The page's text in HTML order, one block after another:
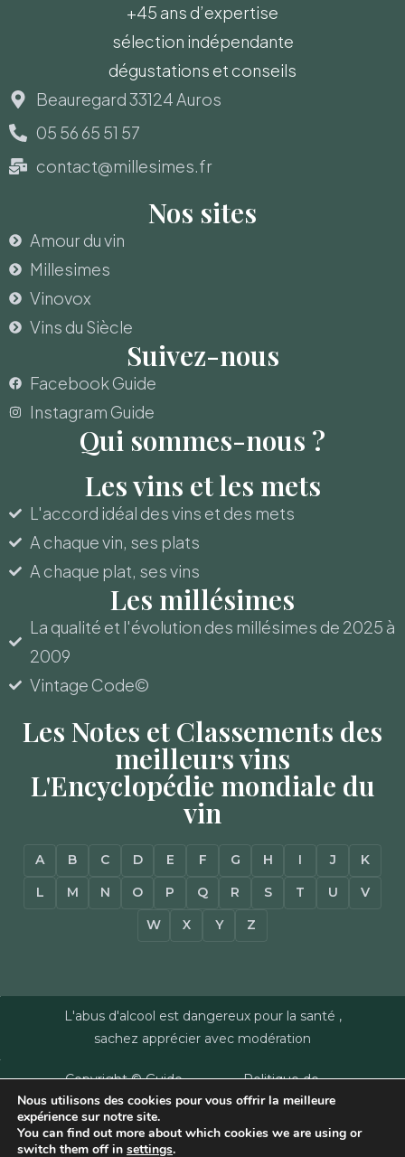
+45 ans d’expertise
sélection indépendante
dégustations et conseils
Beauregard 33124 Auros
05 56 65 51 57
contact@millesimes.fr
Nos sites
Amour du vin
Millesimes
Vinovox
Vins du Siècle
Suivez-nous
Facebook Guide
Instagram Guide
Qui sommes-nous ?
Les vins et les mets
L'accord idéal des vins et des mets
A chaque vin, ses plats
A chaque plat, ses vins
Les millésimes
La qualité et l'évolution des millésimes de 2025 à
2009
Vintage Code©
Les Notes et Classements des
meilleurs vins
L'Encyclopédie mondiale du
vin
A B C D E F G H I J
K
L
M N O P Q R S T U
V
W
X Y Z
L'abus d'alcool est dangereux pour la santé ,
sachez apprécier avec modération
Copyright © Guide
des Vins - Sas
Millésimes et
Dussert-Gerber -
Politique de
confidentialité–
Nous utilisons des cookies pour vous offrir la meilleure
expérience sur notre site.
You can find out more about which cookies we are using or
switch them off in settings.